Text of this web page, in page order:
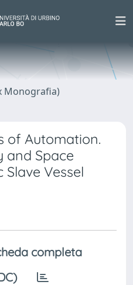
Monografia)
of Automation.
and Space
Vessel
completa